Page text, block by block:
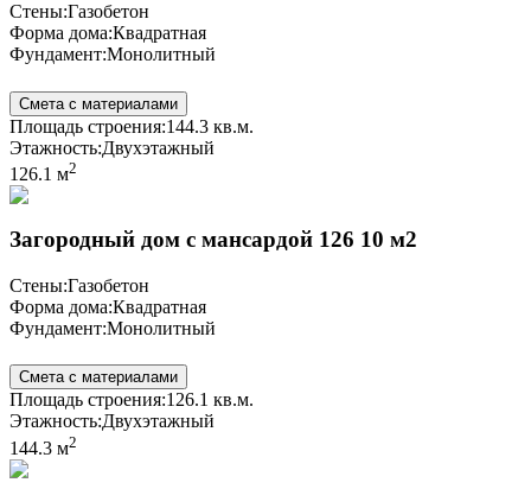
Стены:Газобетон
Форма дома:Квадратная
Фундамент:Монолитный
Смета с материалами
Площадь строения:144.3 кв.м.
Этажность:Двухэтажный
126.1 м2
Загородный дом с мансардой 126 10 м2
Стены:Газобетон
Форма дома:Квадратная
Фундамент:Монолитный
Смета с материалами
Площадь строения:126.1 кв.м.
Этажность:Двухэтажный
144.3 м2